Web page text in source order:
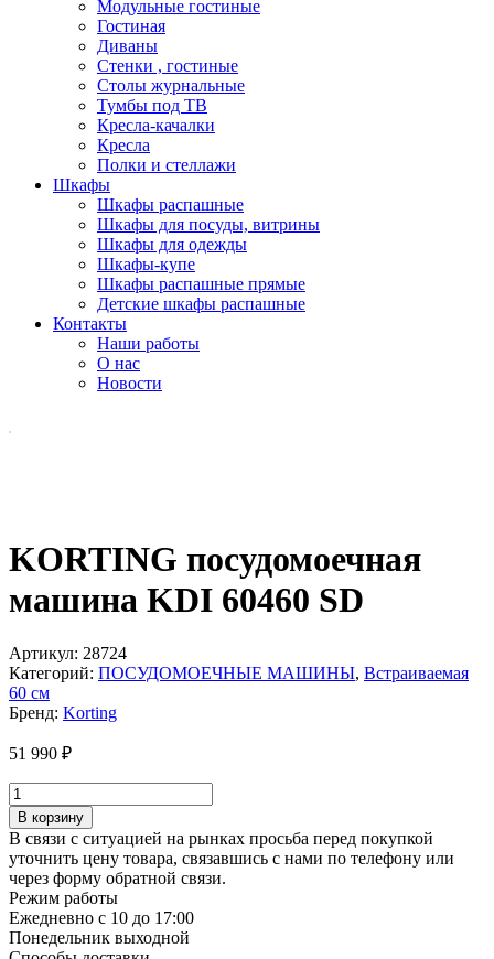
Модульные гостиные
Гостиная
Диваны
Стенки , гостиные
Столы журнальные
Тумбы под ТВ
Кресла-качалки
Кресла
Полки и стеллажи
Шкафы
Шкафы распашные
Шкафы для посуды, витрины
Шкафы для одежды
Шкафы-купе
Шкафы распашные прямые
Детские шкафы распашные
Контакты
Наши работы
О нас
Новости
KORTING посудомоечная
машина KDI 60460 SD
Артикул: 28724
Категорий: ПОСУДОМОЕЧНЫЕ МАШИНЫ, Встраиваемая
60 см
Бренд: Korting
51 990 ₽
Количество
товара
KORTING
посудомоечная
машина
KDI
60460
SD
В корзину
В связи с ситуацией на рынках просьба перед покупкой
уточнить цену товара, связавшись с нами по телефону или
через форму обратной связи.
Режим работы
Ежедневно с 10 до 17:00
Понедельник выходной